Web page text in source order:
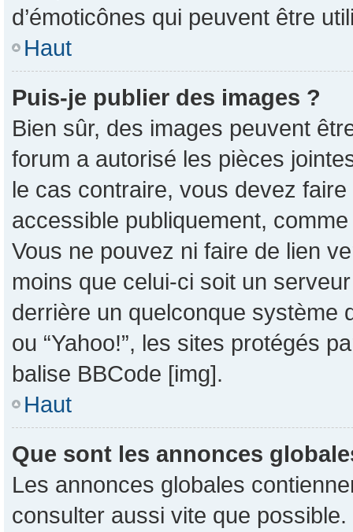
d’émoticônes qui peuvent être
Haut
Puis-je publier des images ?
Bien sûr, des images peuvent
forum a autorisé les pièces
le cas contraire, vous devez
accessible publiquement,
Vous ne pouvez ni faire de lien
moins que celui-ci soit un
derrière un quelconque système
ou “Yahoo!”, les sites protégés
balise BBCode [img].
Haut
Que sont les annonces
Les annonces globales
consulter aussi vite que